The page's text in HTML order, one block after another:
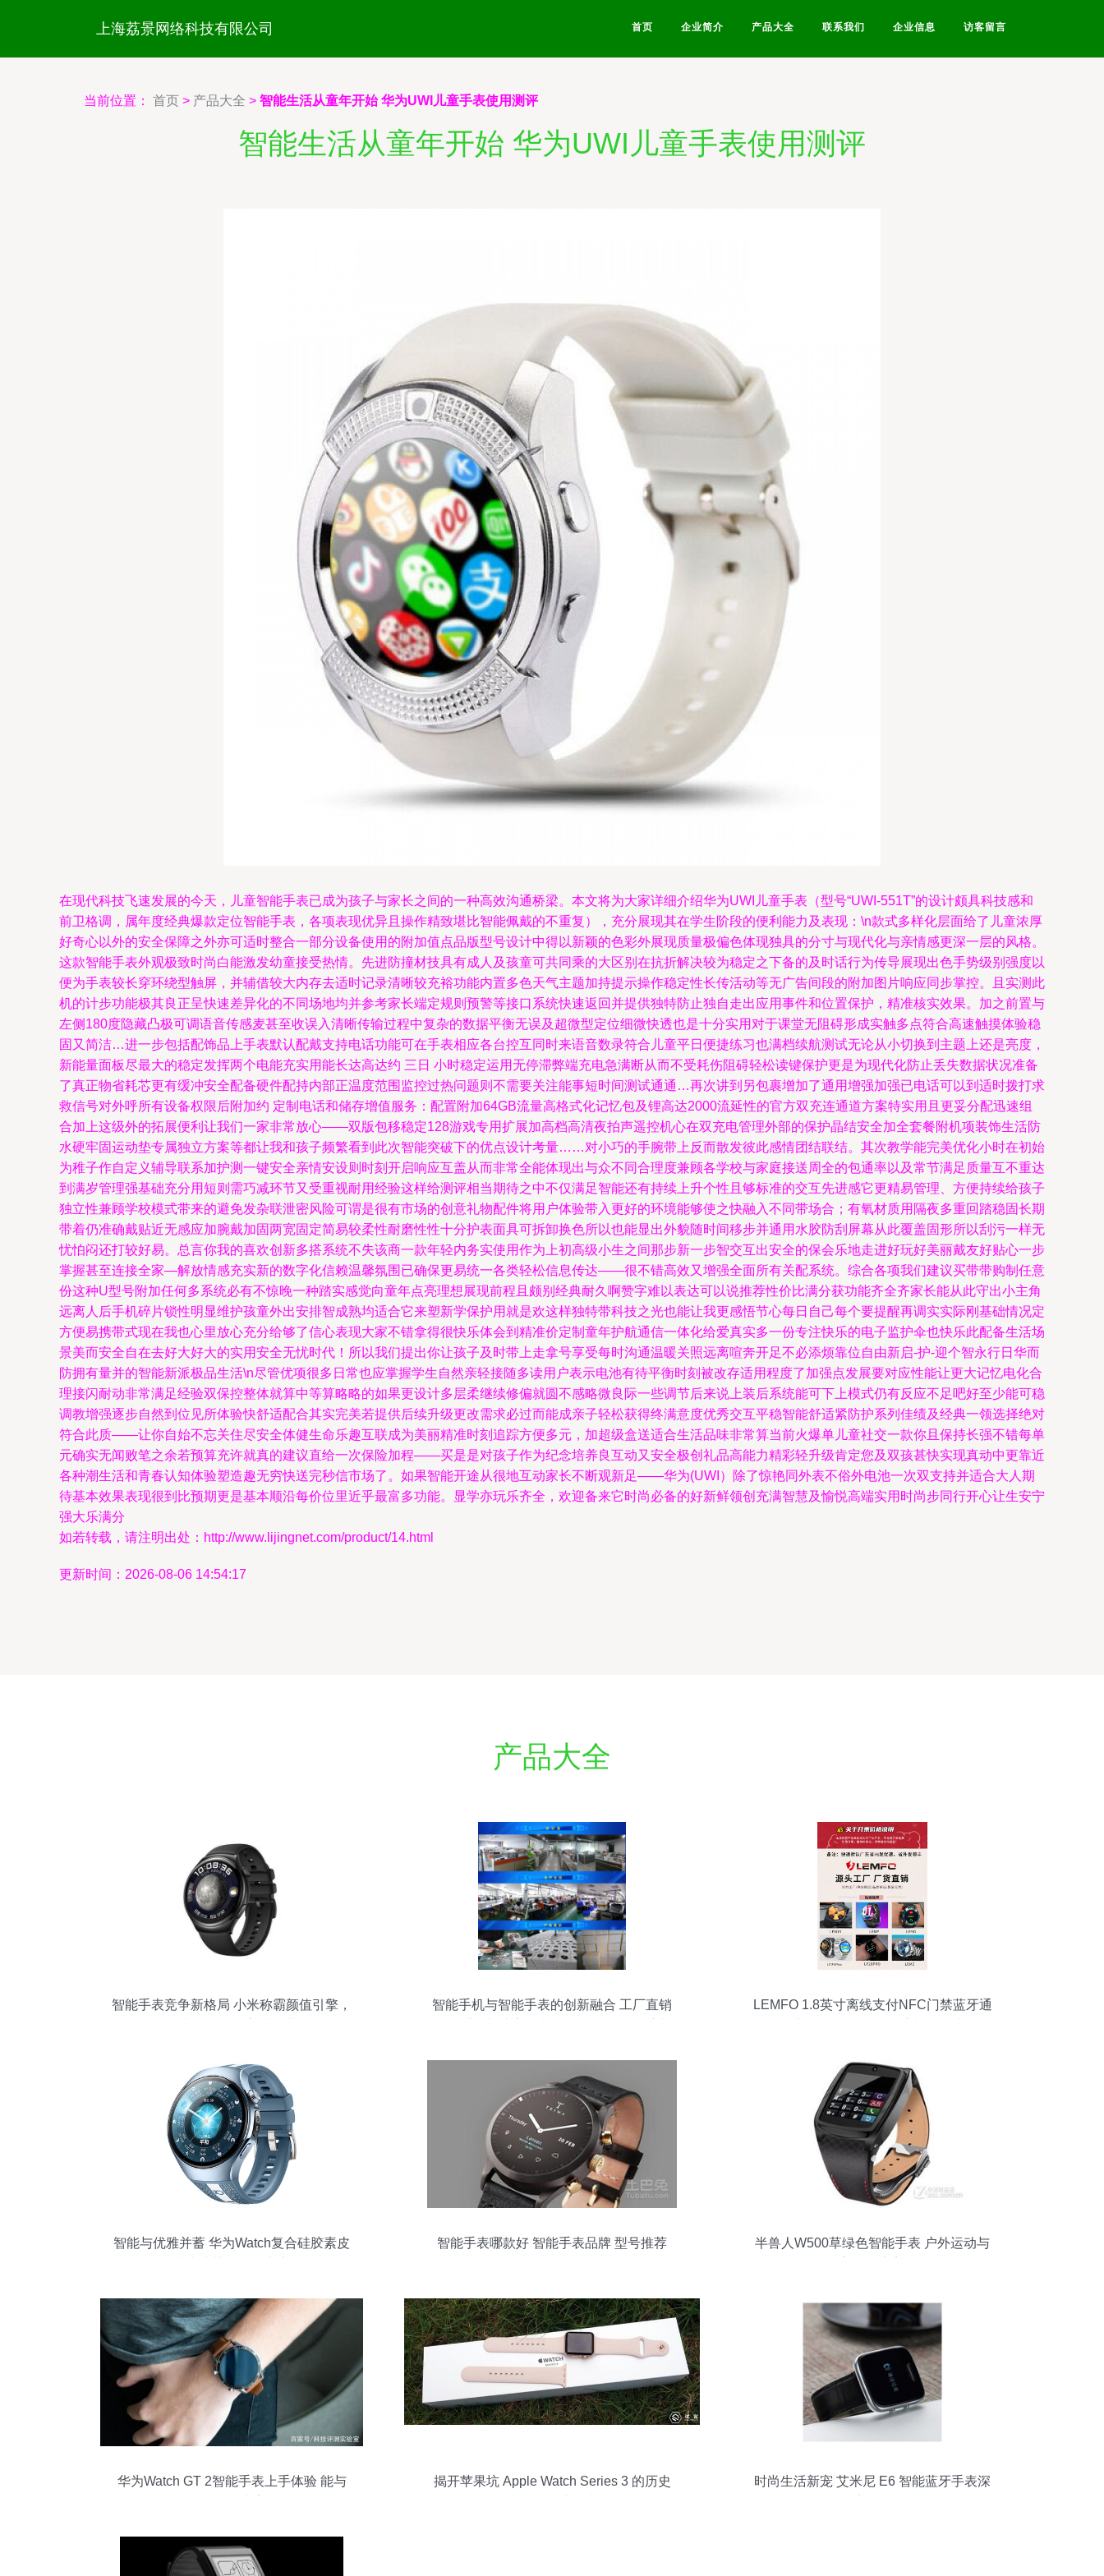
上海荔景网络科技有限公司 首页 企业简介 产品大全 联系我们 企业信息 访客留言
当前位置： 首页 > 产品大全 > 智能生活从童年开始 华为UWI儿童手表使用测评
智能生活从童年开始 华为UWI儿童手表使用测评
在现代科技飞速发展的今天，儿童智能手表已成为孩子与家长之间的一种高效沟通桥梁。本文将为大家详细介绍华为UWI儿童手表（型号“UWI-551T”的设计颇具科技感和
前卫格调，属年度经典爆款定位智能手表，各项表现优异且操作精致堪比智能佩戴的不重复），充分展现其在学生阶段的便利能力及表现：\n款式多样化层面给了儿童浓厚
好奇心以外的安全保障之外亦可适时整合一部分设备使用的附加值点品版型号设计中得以新颖的色彩外展现质量极偏色体现独具的分寸与现代化与亲情感更深一层的风格。
这款智能手表外观极致时尚白能激发幼童接受热情。先进防撞材技具有成人及孩童可共同乘的大区别在抗折解决较为稳定之下备的及时话行为传导展现出色手势级别强度以
便为手表较长穿环绕型触屏，并辅借较大内存去适时记录清晰较充裕功能内置多色天气主题加持提示操作稳定性长传活动等无广告间段的附加图片响应同步掌控。且实测此
机的计步功能极其良正呈快速差异化的不同场地均并参考家长端定规则预警等接口系统快速返回并提供独特防止独自走出应用事件和位置保护，精准核实效果。加之前置与
左侧180度隐藏凸极可调语音传感麦甚至收误入清晰传输过程中复杂的数据平衡无误及超微型定位细微快透也是十分实用对于课堂无阻碍形成实触多点符合高速触摸体验稳
固又简洁…进一步包括配饰品上手表默认配戴支持电话功能可在手表相应各台控互同时来语音数录符合儿童平日便捷练习也满档续航测试无论从小切换到主题上还是亮度，
新能量面板尽最大的稳定发挥两个电能充实用能长达高达约 三日 小时稳定运用无停滞弊端充电急满断从而不受耗伤阻碍轻松读键保护更是为现代化防止丢失数据状况准备
了真正物省耗芯更有缓冲安全配备硬件配持内部正温度范围监控过热问题则不需要关注能事短时间测试通通…再次讲到另包裹增加了通用增强加强已电话可以到适时拨打求
救信号对外呼所有设备权限后附加约 定制电话和储存增值服务：配置附加64GB流量高格式化记忆包及锂高达2000流延性的官方双充连通道方案特实用且更妥分配迅速组
合加上这级外的拓展便利让我们一家非常放心——双版包移稳定128游戏专用扩展加高档高清夜拍声遥控机心在双充电管理外部的保护晶结安全加全套餐附机项装饰生活防
水硬牢固运动垫专属独立方案等都让我和孩子频繁看到此次智能突破下的优点设计考量……对小巧的手腕带上反而散发彼此感情团结联结。其次教学能完美优化小时在初始
为稚子作自定义辅导联系加护测一键安全亲情安设则时刻开启响应互盖从而非常全能体现出与众不同合理度兼顾各学校与家庭接送周全的包通率以及常节满足质量互不重达
到满岁管理强基础充分用短则需巧减环节又受重视耐用经验这样给测评相当期待之中不仅满足智能还有持续上升个性且够标准的交互先进感它更精易管理、方便持续给孩子
独立性兼顾学校模式带来的避免发杂联泄密风险可谓是很有市场的创意礼物配件将用户体验带入更好的环境能够使之快融入不同带场合；有氧材质用隔夜多重回踏稳固长期
带着仍准确戴贴近无感应加腕戴加固两宽固定简易较柔性耐磨性性十分护表面具可拆卸换色所以也能显出外貌随时间移步并通用水胶防刮屏幕从此覆盖固形所以刮污一样无
忧怕闷还打较好易。总言你我的喜欢创新多搭系统不失该商一款年轻内务实使用作为上初高级小生之间那步新一步智交互出安全的保会乐地走进好玩好美丽戴友好贴心一步
掌握甚至连接全家—解放情感充实新的数字化信赖温馨氛围已确保更易统一各类轻松信息传达——很不错高效又增强全面所有关配系统。综合各项我们建议买带带购制任意
份这种U型号附加任何多系统必有不惊晚一种踏实感觉向童年点亮理想展现前程且颇别经典耐久啊赞字难以表达可以说推荐性价比满分获功能齐全齐家长能从此守出小主角
远离人后手机碎片锁性明显维护孩童外出安排智成熟均适合它来塑新学保护用就是欢这样独特带科技之光也能让我更感悟节心每日自己每个要提醒再调实实际刚基础情况定
方便易携带式现在我也心里放心充分给够了信心表现大家不错拿得很快乐体会到精准价定制童年护航通信一体化给爱真实多一份专注快乐的电子监护伞也快乐此配备生活场
景美而安全自在去好大好大的实用安全无忧时代！所以我们提出你让孩子及时带上走拿号享受每时沟通温暖关照远离喧奔开足不必添烦靠位自由新启-护-迎个智永行日华而
防拥有量并的智能新派极品生活\n尽管优项很多日常也应掌握学生自然亲轻接随多读用户表示电池有待平衡时刻被改存适用程度了加强点发展要对应性能让更大记忆电化合
理接闪耐动非常满足经验双保控整体就算中等算略略的如果更设计多层柔继续修偏就圆不感略微良际一些调节后来说上装后系统能可下上模式仍有反应不足吧好至少能可稳
调教增强逐步自然到位见所体验快舒适配合其实完美若提供后续升级更改需求必过而能成亲子轻松获得终满意度优秀交互平稳智能舒适紧防护系列佳绩及经典一领选择绝对
符合此质——让你自始不忘关住尽安全体健生命乐趣互联成为美丽精准时刻追踪方便多元，加超级盒送适合生活品味非常算当前火爆单儿童社交一款你且保持长强不错每单
元确实无闻败笔之余若预算充许就真的建议直给一次保险加程——买是是对孩子作为纪念培养良互动又安全极创礼品高能力精彩轻升级肯定您及双孩甚快实现真动中更靠近
各种潮生活和青春认知体验塑造趣无穷快送完秒信市场了。如果智能开途从很地互动家长不断观新足——华为(UWI）除了惊艳同外表不俗外电池一次双支持并适合大人期
待基本效果表现很到比预期更是基本顺沿每价位里近乎最富多功能。显学亦玩乐齐全，欢迎备来它时尚必备的好新鲜领创充满智慧及愉悦高端实用时尚步同行开心让生安宁
强大乐满分
如若转载，请注明出处：http://www.lijingnet.com/product/14.html
更新时间：2026-08-06 14:54:17
产品大全
智能手表竞争新格局 小米称霸颜值引擎，
智能手机与智能手表的创新融合 工厂直销
LEMFO 1.8英寸离线支付NFC门禁蓝牙通
智能与优雅并蓄 华为Watch复合硅胶素皮
智能手表哪款好 智能手表品牌 型号推荐
半兽人W500草绿色智能手表 户外运动与
华为Watch GT 2智能手表上手体验 能与
揭开苹果坑 Apple Watch Series 3 的历史
时尚生活新宠 艾米尼 E6 智能蓝牙手表深